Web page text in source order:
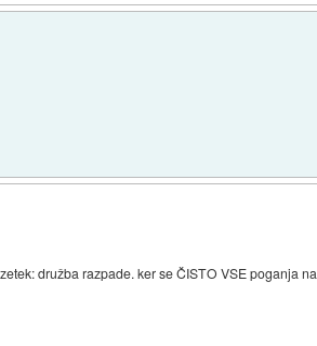
družba razpade. ker se ČISTO VSE poganja na